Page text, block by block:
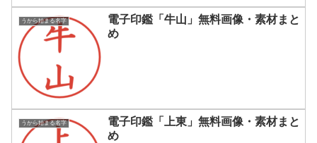
うから始まる名字
電子印鑑「牛山」無料画像・素材まと
め
うから始まる名字
電子印鑑「上東」無料画像・素材まと
め